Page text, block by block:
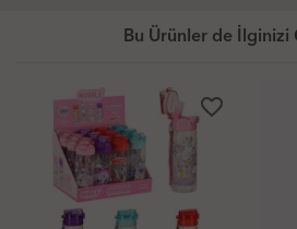
Bu Ürünler de İlginizi